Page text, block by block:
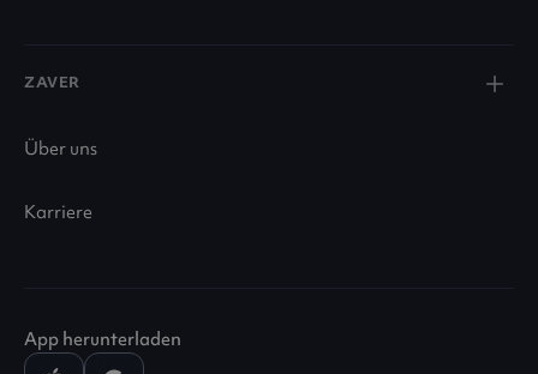
ZAVER
Über uns
Karriere
App herunterladen